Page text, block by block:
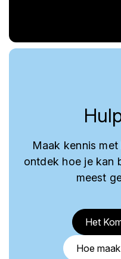
Maak kennis
ontdek hoe je kan
meest
Het
Hoe